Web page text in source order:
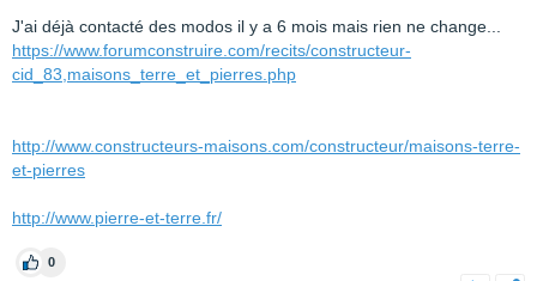
J'ai déjà contacté des modos il y a 6 mois mais rien ne change...
https://www.forumconstruire.com/recits/constructeur-
cid_83,maisons_terre_et_pierres.php
http://www.constructeurs-maisons.com/constructeur/maisons-terre-
et-pierres
http://www.pierre-et-terre.fr/
0